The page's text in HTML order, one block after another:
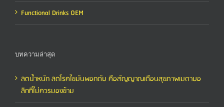
Functional Drinks OEM
บทความล่าสุด
ลดน้ำหนัก ลดโรคไขมันพอกตับ คือสัญญาณเตือนสุขภาพเมตาบอ
ลิกที่ไม่ควรมองข้าม